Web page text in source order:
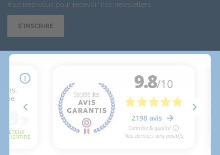
Inscrivez-vous pour recevoir nos newsletters
S'INSCRIRE